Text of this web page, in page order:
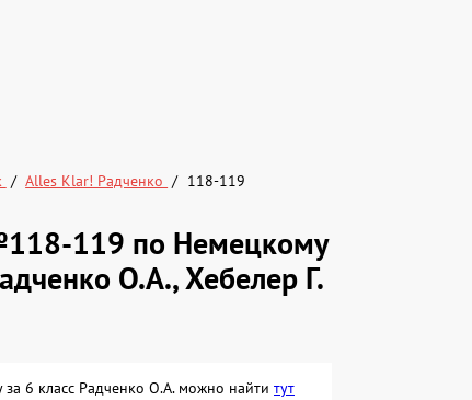
Alles Klar! Радченко 118-119
119 по Немецкому
О.А., Хебелер Г.
6 класс Радченко О.А. можно найти тут